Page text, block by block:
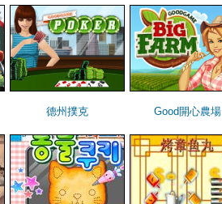
德州撲克 Good開心農場